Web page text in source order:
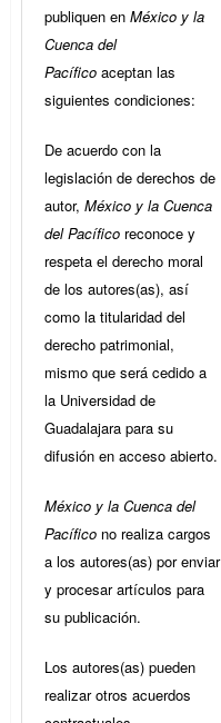
publiquen en México y la
Cuenca del
Pacífico aceptan las
siguientes condiciones:
De acuerdo con la
legislación de derechos de
autor, México y la Cuenca
del Pacífico reconoce y
respeta el derecho moral
de los autores(as), así
como la titularidad del
derecho patrimonial,
mismo que será cedido a
la Universidad de
Guadalajara para su
difusión en acceso abierto.
México y la Cuenca del
Pacífico no realiza cargos
a los autores(as) por enviar
y procesar artículos para
su publicación.
Los autores(as) pueden
realizar otros acuerdos